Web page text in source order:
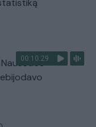
00:10:29